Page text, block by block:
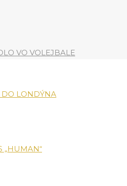
VO VOLEJBALE
DO LONDÝNA
„HUMAN“